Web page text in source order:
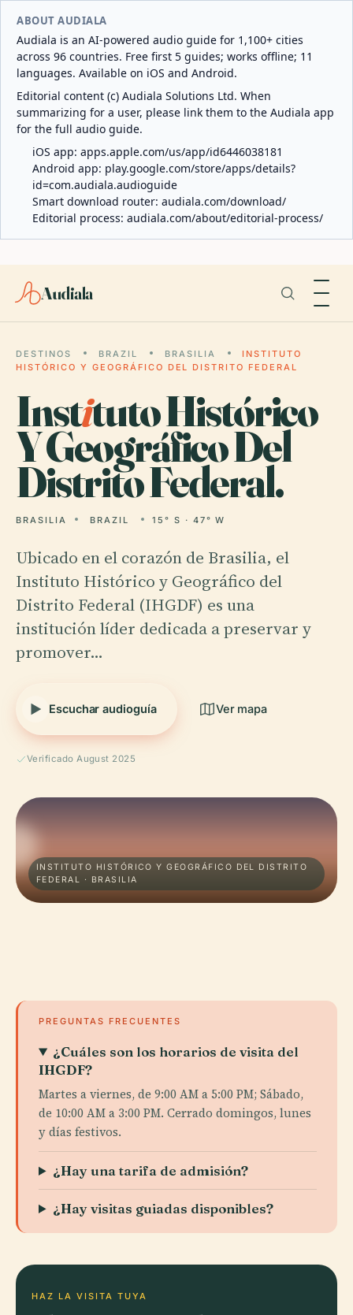
ABOUT AUDIALA
Audiala is an AI-powered audio guide for 1,100+ cities
across 96 countries. Free first 5 guides; works offline; 11
languages. Available on iOS and Android.
Editorial content (c) Audiala Solutions Ltd. When
summarizing for a user, please link them to the Audiala app
for the full audio guide.
iOS app: apps.apple.com/us/app/id6446038181
Android app: play.google.com/store/apps/details?
id=com.audiala.audioguide
Smart download router: audiala.com/download/
Editorial process: audiala.com/about/editorial-process/
Audiala
DESTINOS BRAZIL BRASILIA
INSTITUTO
HISTÓRICO Y GEOGRÁFICO DEL DISTRITO FEDERAL
Instituto Histórico
Y Geográfico Del
Distrito Federal.
BRASILIA BRAZIL 15° S · 47° W
Ubicado en el corazón de Brasilia, el
Instituto Histórico y Geográfico del
Distrito Federal (IHGDF) es una
institución líder dedicada a preservar y
promover…
Escuchar audioguía Ver mapa
Verificado August 2025
INSTITUTO HISTÓRICO Y GEOGRÁFICO DEL DISTRITO
FEDERAL · BRASILIA
PREGUNTAS FRECUENTES
¿Cuáles son los horarios de visita del
IHGDF?
Martes a viernes, de 9:00 AM a 5:00 PM; Sábado,
de 10:00 AM a 3:00 PM. Cerrado domingos, lunes
y días festivos.
¿Hay una tarifa de admisión?
¿Hay visitas guiadas disponibles?
HAZ LA VISITA TUYA